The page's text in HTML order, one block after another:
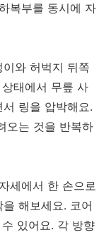
복부를 동시에 자
와 허벅지 뒤쪽
태에서 무릎 사
링을 압박해요.
오는 것을 반복하
세에서 한 손으로
해보세요. 코어
있어요. 각 방향